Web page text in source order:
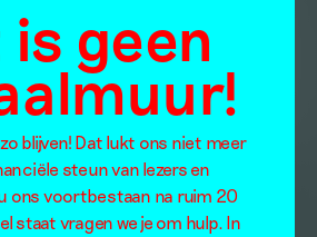
is geen
blijven! Dat lukt ons niet meer
steun van lezers en
ons voortbestaan na ruim 20
staat vragen we je om hulp. In